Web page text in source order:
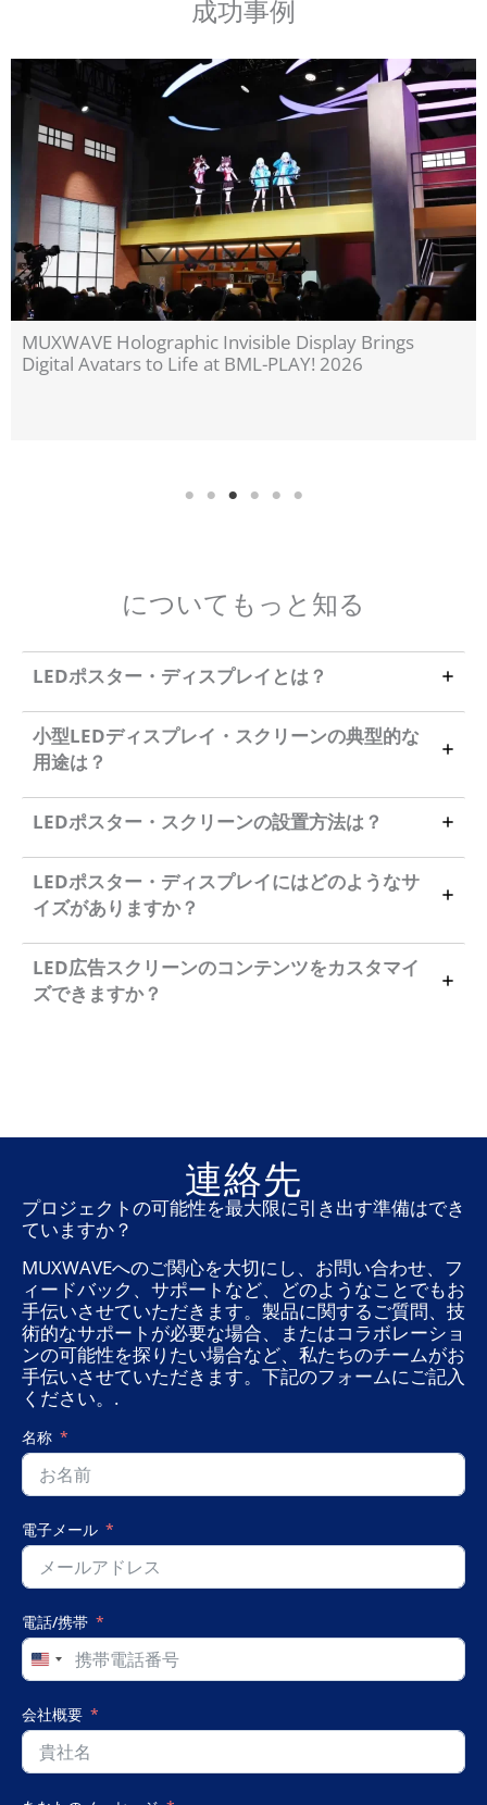
成功事例
MUXWAVE Holographic Invisible Display Brings
Digital Avatars to Life at BML-PLAY! 2026
についてもっと知る
LEDポスター・ディスプレイとは？
小型LEDディスプレイ・スクリーンの典型的な
用途は？
LEDポスター・スクリーンの設置方法は？
LEDポスター・ディスプレイにはどのようなサ
イズがありますか？
LED広告スクリーンのコンテンツをカスタマイ
ズできますか？
連絡先
プロジェクトの可能性を最大限に引き出す準備はでき
ていますか？
MUXWAVEへのご関心を大切にし、お問い合わせ、フ
ィードバック、サポートなど、どのようなことでもお
手伝いさせていただきます。製品に関するご質問、技
術的なサポートが必要な場合、またはコラボレーショ
ンの可能性を探りたい場合など、私たちのチームがお
手伝いさせていただきます。下記のフォームにご記入
ください。.
名称
電子メール
電話/携帯
United
States
+1
会社概要